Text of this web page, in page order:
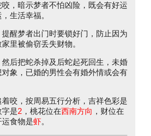
，暗示梦者不怕凶险，既会有好运
生活幸福。
醒梦者出门时要锁好门，防止因为
里被偷窃丢失财物。
然后把蛇杀掉及后蛇起死回生，未婚
象，已婚的男性会有婚外情或会有
咬，按周易五行分析，吉祥色彩是
字是2 ，桃花位在西南方向 ，财位在
运食物是虾。